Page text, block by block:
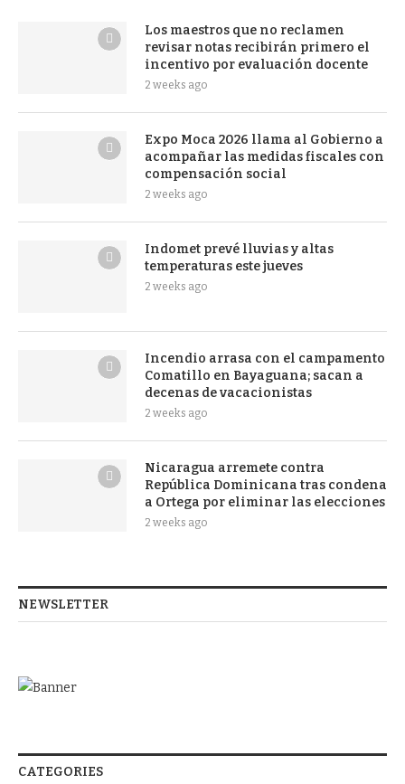
Los maestros que no reclamen
revisar notas recibirán primero el
incentivo por evaluación docente
2 weeks ago
Expo Moca 2026 llama al Gobierno a
acompañar las medidas fiscales con
compensación social
2 weeks ago
Indomet prevé lluvias y altas
temperaturas este jueves
2 weeks ago
Incendio arrasa con el campamento
Comatillo en Bayaguana; sacan a
decenas de vacacionistas
2 weeks ago
Nicaragua arremete contra
República Dominicana tras condena
a Ortega por eliminar las elecciones
2 weeks ago
NEWSLETTER
CATEGORIES